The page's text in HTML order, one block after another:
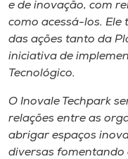
e de inovação, com
como acessá-los.
das ações tanto da
iniciativa de
Tecnológico.
O Inovale Techpark
relações entre as
abrigar espaços
diversas fomentando